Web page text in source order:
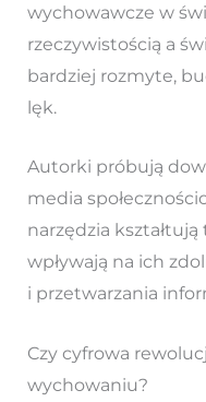
wychowawcze w
rzeczywistością a
bardziej rozmyte,
lęk.
Autorki próbują
media
narzędzia kształtują
wpływają na ich
i przetwarzania
Czy cyfrowa
wychowaniu?